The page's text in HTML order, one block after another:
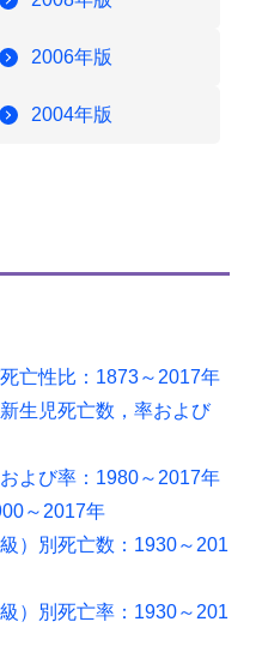
2006年版
2004年版
亡性比：1873～2017年
生児死亡数，率および
よび率：1980～2017年
～2017年
）別死亡数：1930～201
）別死亡率：1930～201